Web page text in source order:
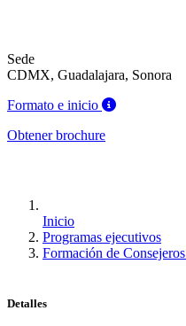
Sede
CDMX, Guadalajara, Sonora
Formato e inicio
Obtener brochure
Inicio
Programas ejecutivos
Formación de
Detalles